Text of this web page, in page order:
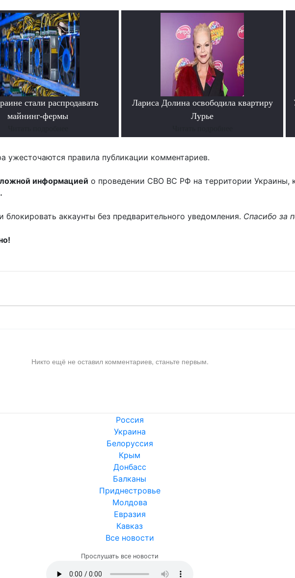
стали распродавать
майнинг-фермы
Лариса Долина освободила квартиру
Лурье
ужесточаются правила публикации комментариев.
информацией о проведении СВО ВС РФ на территории Украины,
аккаунты без предварительного уведомления. Спасибо за
Никто ещё не оставил комментариев, станьте первым.
Россия
Украина
Белоруссия
Крым
Донбасс
Балканы
Приднестровье
Молдова
Евразия
Кавказ
Все новости
Прослушать все новости